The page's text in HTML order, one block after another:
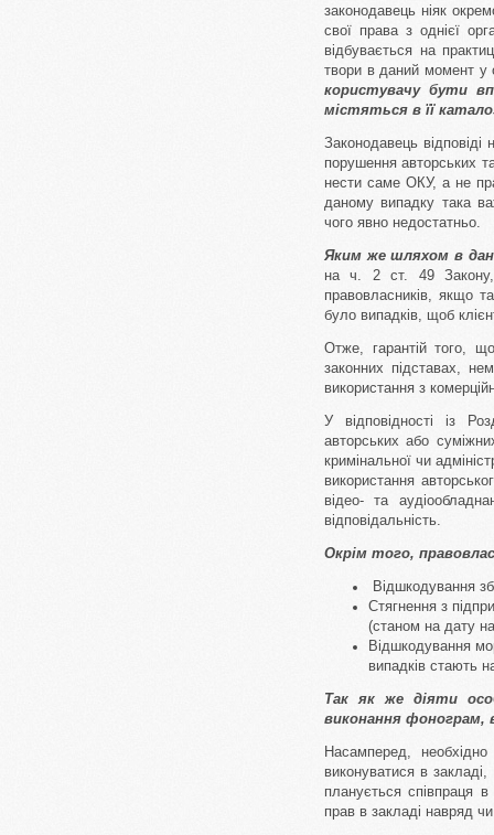
законодавець ніяк
свої права з однієї
відбувається на
твори в даний момент у
користувачу бути
містяться в її
Законодавець
порушення авторських
нести саме ОКУ, а не
даному випадку така
чого явно недостатньо.
Яким же шляхом в
на ч. 2 ст. 49 Закону,
правовласників, якщо
було випадків, щоб
Отже, гарантій того,
законних підставах,
використання з
У відповідності із
авторських або
кримінальної чи
використання
відео- та
відповідальність.
Окрім того,
Відшкодування
Стягнення з
(станом на дату
Відшкодування
випадків стають
Так як же діяти
виконання фонограм,
Насамперед,
виконуватися в
планується співпраця
прав в закладі навряд